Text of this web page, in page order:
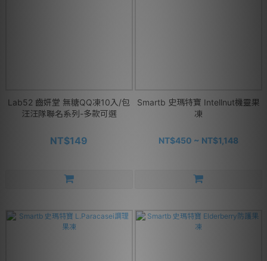
Lab52 齒妍堂 無糖QQ凍10入/包
汪汪隊聯名系列-多款可選
NT$149
Smartb 史瑪特寶 Intellnut機靈果
凍
NT$450 ~ NT$1,148